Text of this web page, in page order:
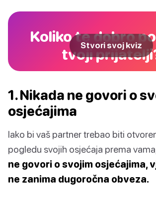
Koliko te dobro
tvojiStvori svoj kviz
1. Nikada ne govori o
osjećajima
Iako bi vaš partner trebao biti
pogledu svojih osjećaja prema
ne govori o svojim osjećajima,
ne zanima dugoročna obveza.